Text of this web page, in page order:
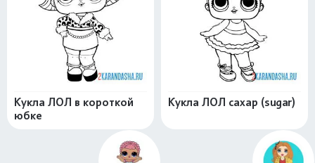
Кукла ЛОЛ в короткой
юбке
Кукла ЛОЛ сахар (sugar)